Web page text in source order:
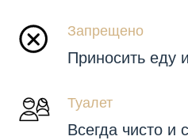
Запрещено
Приносить еду
Туалет
Всегда чисто и